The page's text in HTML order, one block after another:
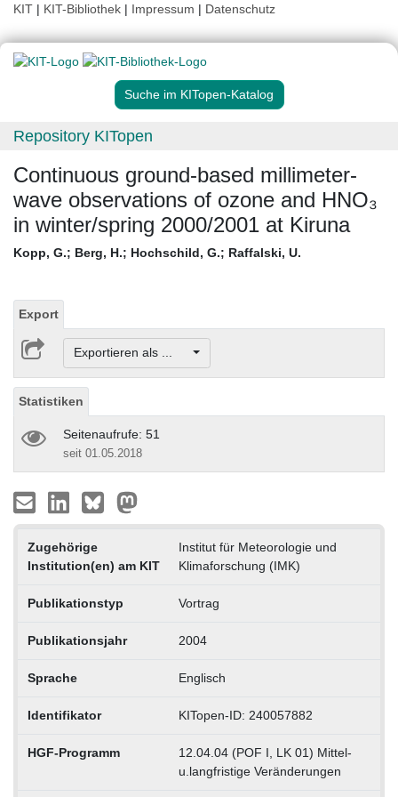
KIT | KIT-Bibliothek | Impressum | Datenschutz
Suche im KITopen-Katalog
Repository KITopen
Continuous ground-based millimeter-
wave observations of ozone and HNO₃
in winter/spring 2000/2001 at Kiruna
Kopp, G.; Berg, H.; Hochschild, G.; Raffalski, U.
Export
Exportieren als ...
Statistiken
Seitenaufrufe: 51
seit 01.05.2018
Zugehörige
Institution(en) am KIT
Institut für Meteorologie und
Klimaforschung (IMK)
Publikationstyp Vortrag
Publikationsjahr 2004
Sprache Englisch
Identifikator KITopen-ID: 240057882
HGF-Programm
12.04.04 (POF I, LK 01) Mittel-
u.langfristige Veränderungen